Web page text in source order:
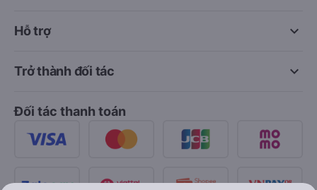
keyboard_arrow_down
Hỗ trợ
keyboard_arrow_down
Trở thành đối tác
Đối tác thanh toán